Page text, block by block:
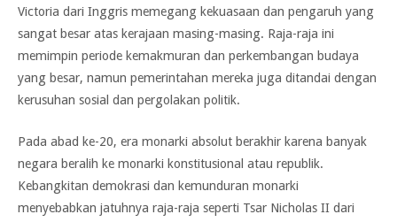
Victoria dari Inggris memegang kekuasaan dan pengaruh yang
sangat besar atas kerajaan masing-masing. Raja-raja ini
memimpin periode kemakmuran dan perkembangan budaya
yang besar, namun pemerintahan mereka juga ditandai dengan
kerusuhan sosial dan pergolakan politik.
Pada abad ke-20, era monarki absolut berakhir karena banyak
negara beralih ke monarki konstitusional atau republik.
Kebangkitan demokrasi dan kemunduran monarki
menyebabkan jatuhnya raja-raja seperti Tsar Nicholas II dari